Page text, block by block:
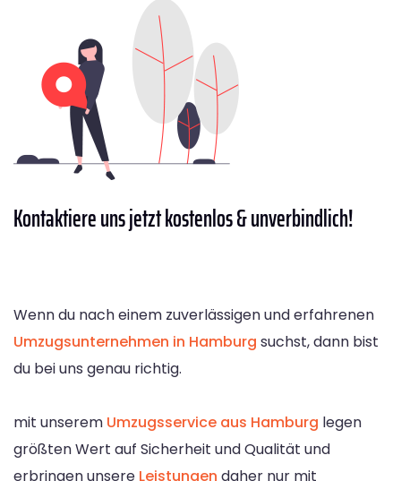
Kontaktiereuns jetzt kostenlos & unverbindlich!
Wenn du nach einem zuverlässigen und erfahrenen
Umzugsunternehmen in Hamburg suchst, dann bist
du bei uns genau richtig.
mit unserem Umzugsservice aus Hamburg legen
größten Wert auf Sicherheit und Qualität und
erbringen unsere Leistungen daher nur mit